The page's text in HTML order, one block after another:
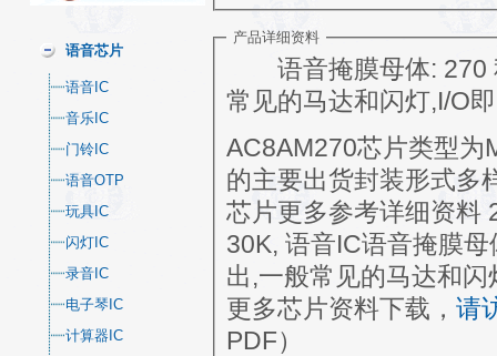
语音芯片
语音IC
音乐IC
门铃IC
语音OTP
玩具IC
闪灯IC
录音IC
电子琴IC
计算器IC
产品详细资料
语音掩膜母体: 270 秒 Input 是输入触发,Output是输出,一般
常见的马达和闪灯,I/O
AC8AM270芯片类型为
的主要出货封装形式多
芯片更多参考详细资料 270秒 8I/O,64Sentence MOQ: 10K RFQ:
30K, 语音IC语音掩膜母体: 270 秒 Input 是输入触发,Output是输
出,一般常见的马达和
更多芯片资料下载， 请
PDF）